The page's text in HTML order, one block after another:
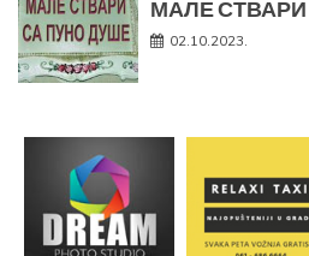
МАЛЕ
02.10.2023.